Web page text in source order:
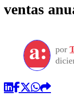
ventas
por